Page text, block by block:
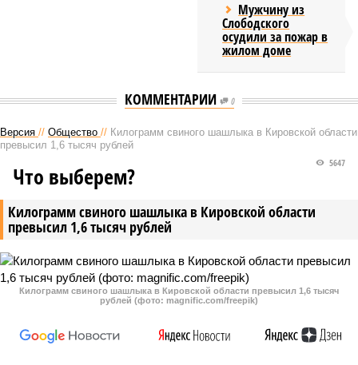
Мужчину из
Слободского
осудили за пожар в
жилом доме
КОММЕНТАРИИ 0
Версия // Общество // Килограмм свиного шашлыка в Кировской области
превысил 1,6 тысяч рублей
Килограмм свиного шашлыка в Кировской области
превысил 1,6 тысяч рублей
5647
Что выберем?
Килограмм свиного шашлыка в Кировской области превысил 1,6 тысяч
рублей (фото: magnific.com/freepik)